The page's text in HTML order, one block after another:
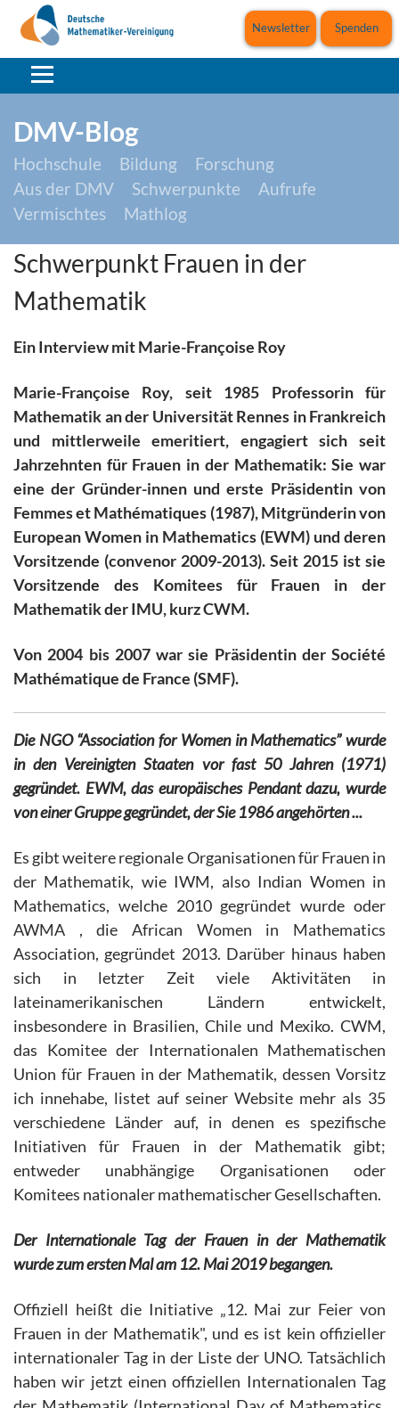
Spenden
Newsletter
DMV-Blog
Hochschule Bildung
Forschung
Aus der DMV
Schwerpunkte
Aufrufe
Vermischtes
Mathlog
Schwerpunkt Frauen in der
Mathematik
Ein Interview mit Marie-Françoise Roy
Marie-Françoise Roy, seit 1985 Professorin für
Mathematik an der Universität Rennes in Frankreich
und mittlerweile emeritiert, engagiert sich seit
Jahrzehnten für Frauen in der Mathematik: Sie war
eine der Gründer-innen underste Präsidentin von
Femmes et Mathématiques (1987),Mitgründerinvon
European Women in Mathematics (EWM) und deren
Vorsitzende (convenor 2009-2013). Seit 2015 ist sie
Vorsitzende des Komitees für Frauen in der
Mathematik der IMU, kurz CWM.
Von 2004 bis 2007 war sie Präsidentin der Société
Mathématique de France (SMF).
Die NGO“Association for Women in Mathematics” wurde
in den Vereinigten Staaten vor fast 50 Jahren (1971)
gegründet. EWM, das europäisches Pendant dazu, wurde
von einer Gruppe gegründet, der Sie 1986 angehörten ...
Es gibt weitere regionale Organisationen für Frauen in
der Mathematik, wie IWM, also Indian Women in
Mathematics, welche 2010 gegründet wurde oder
AWMA , die African Women in Mathematics
Association, gegründet 2013. Darüber hinaus haben
sich in letzter Zeit viele Aktivitäten in
lateinamerikanischen Ländern entwickelt,
insbesondere in Brasilien, Chile und Mexiko. CWM,
das Komitee der Internationalen Mathematischen
Union für Frauen in der Mathematik, dessen Vorsitz
ich innehabe, listet auf seiner Website mehr als 35
verschiedene Länder auf, in denen es spezifische
Initiativen für Frauen in der Mathematik gibt;
entweder unabhängige Organisationen oder
Komitees nationaler mathematischer Gesellschaften.
Der Internationale Tag der Frauen in der Mathematik
wurde zum ersten Mal am 12. Mai 2019 begangen.
Offiziell heißt die Initiative „12. Mai zur Feier von
Frauen in der Mathematik", und es ist kein offizieller
internationaler Tag in der Liste der UNO. Tatsächlich
haben wir jetzt einen offiziellen Internationalen Tag